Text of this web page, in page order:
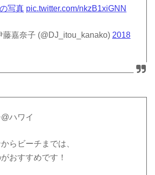
写真 pic.twitter.com/nkzB1xiGNN
嘉奈子 (@DJ_itou_kanako) 2018
ハワイ
らビーチまでは、
おすすめです！